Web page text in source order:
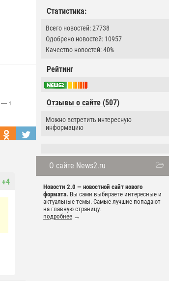
Статистика:
Всего новостей: 27738
Одобрено новостей: 10957
Качество новостей: 40%
Рейтинг
Отзывы о сайте (507)
Можно встретить интересную
информацию
О сайте News2.ru
Новости 2.0 — новостной сайт нового
формата. Вы сами выбираете интересные и
актуальные темы. Самые лучшие попадают
на главную страницу.
подробнее →
— 1
+4